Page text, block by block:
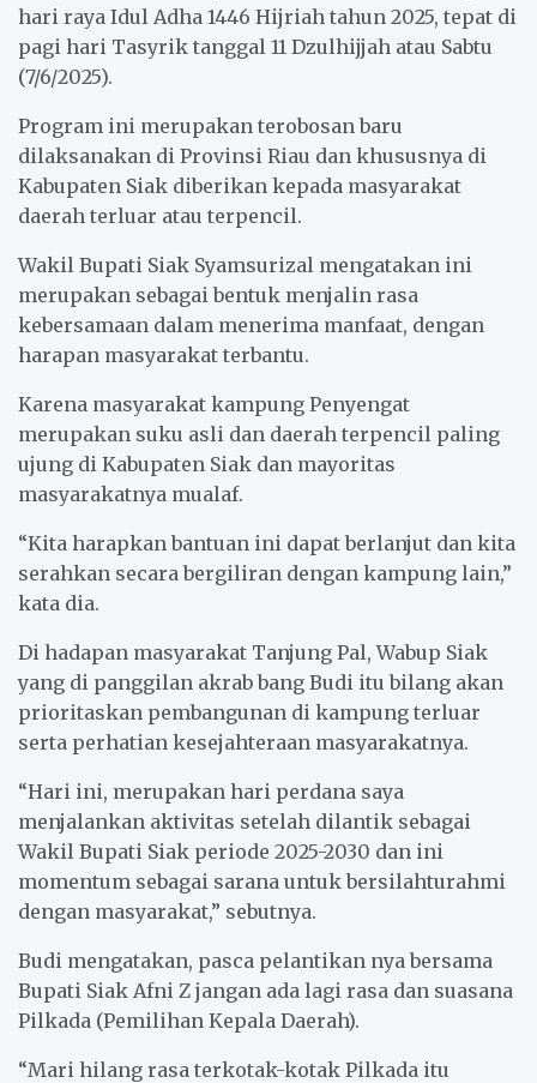
hari raya Idul Adha 1446 Hijriah tahun 2025, tepat di
pagi hari Tasyrik tanggal 11 Dzulhijjah atau Sabtu
(7/6/2025).
Program ini merupakan terobosan baru
dilaksanakan di Provinsi Riau dan khususnya di
Kabupaten Siak diberikan kepada masyarakat
daerah terluar atau terpencil.
Wakil Bupati Siak Syamsurizal mengatakan ini
merupakan sebagai bentuk menjalin rasa
kebersamaan dalam menerima manfaat, dengan
harapan masyarakat terbantu.
Karena masyarakat kampung Penyengat
merupakan suku asli dan daerah terpencil paling
ujung di Kabupaten Siak dan mayoritas
masyarakatnya mualaf.
“Kita harapkan bantuan ini dapat berlanjut dan kita
serahkan secara bergiliran dengan kampung lain,”
kata dia.
Di hadapan masyarakat Tanjung Pal, Wabup Siak
yang di panggilan akrab bang Budi itu bilang akan
prioritaskan pembangunan di kampung terluar
serta perhatian kesejahteraan masyarakatnya.
“Hari ini, merupakan hari perdana saya
menjalankan aktivitas setelah dilantik sebagai
Wakil Bupati Siak periode 2025-2030 dan ini
momentum sebagai sarana untuk bersilahturahmi
dengan masyarakat,” sebutnya.
Budi mengatakan, pasca pelantikan nya bersama
Bupati Siak Afni Z jangan ada lagi rasa dan suasana
Pilkada (Pemilihan Kepala Daerah).
“Mari hilang rasa terkotak-kotak Pilkada itu